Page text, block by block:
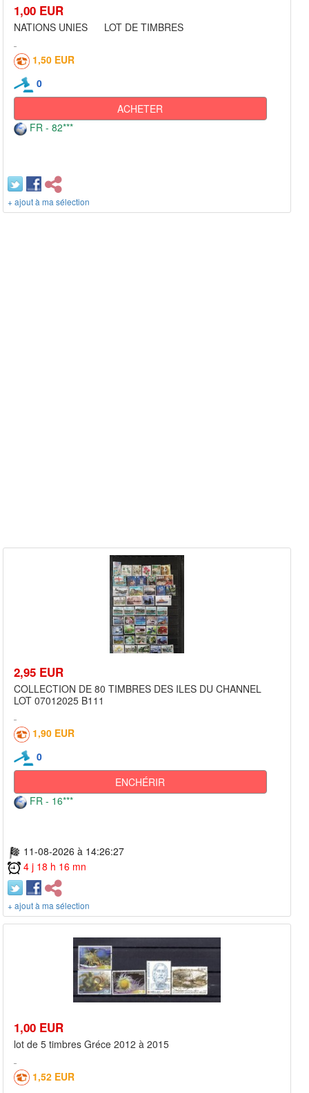
1,00 EUR
NATIONS UNIES LOT DE TIMBRES
1,50 EUR
0
ACHETER
FR - 82***
+ ajout à ma sélection
2,95 EUR
COLLECTION DE 80 TIMBRES DES ILES DU CHANNEL
LOT 07012025 B111
1,90 EUR
0
ENCHÉRIR
FR - 16***
11-08-2026 à 14:26:27
4 j 18 h 16 mn
+ ajout à ma sélection
1,00 EUR
lot de 5 timbres Gréce 2012 à 2015
1,52 EUR